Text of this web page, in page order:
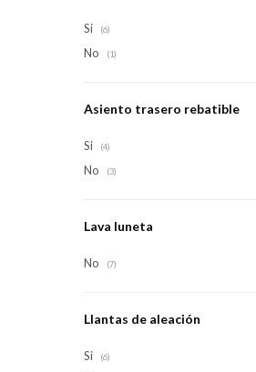
Si (6)
No (1)
Asiento trasero rebatible
Si (4)
No (3)
Lava luneta
No (7)
Llantas de aleación
Si (6)